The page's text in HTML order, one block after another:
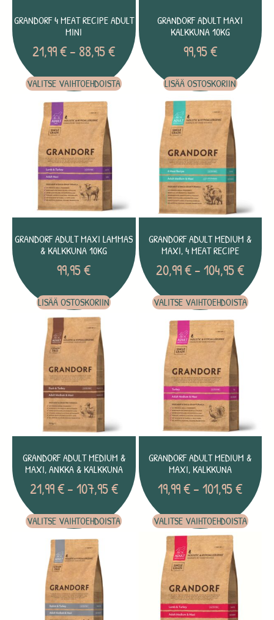
GRANDORF 4 MEAT RECIPE ADULT
MINI
21,99€– 88,95€
VALITSE VAIHTOEHDOISTA
GRANDORF ADULT MAXI
KALKKUNA 10KG
99,95€
LISÄÄ OSTOSKORIIN
GRANDORF ADULT MAXI LAMMAS
& KALKKUNA 10KG
99,95€
LISÄÄ OSTOSKORIIN
GRANDORF ADULT MEDIUM &
MAXI, 4 MEAT RECIPE
20,99€– 104,95€
VALITSE VAIHTOEHDOISTA
GRANDORF ADULT MEDIUM &
MAXI, ANKKA & KALKKUNA
21,99€ –107,95€
VALITSE VAIHTOEHDOISTA
GRANDORF ADULT MEDIUM &
MAXI, KALKKUNA
19,99€– 101,95€
VALITSE VAIHTOEHDOISTA